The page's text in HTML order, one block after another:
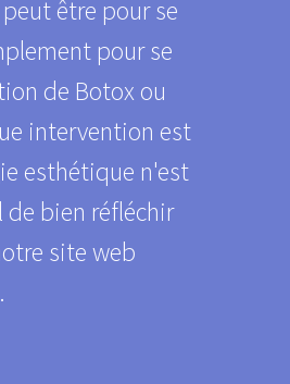
être pour se
pour se
de Botox ou
intervention est
esthétique n'est
de bien réfléchir
site web